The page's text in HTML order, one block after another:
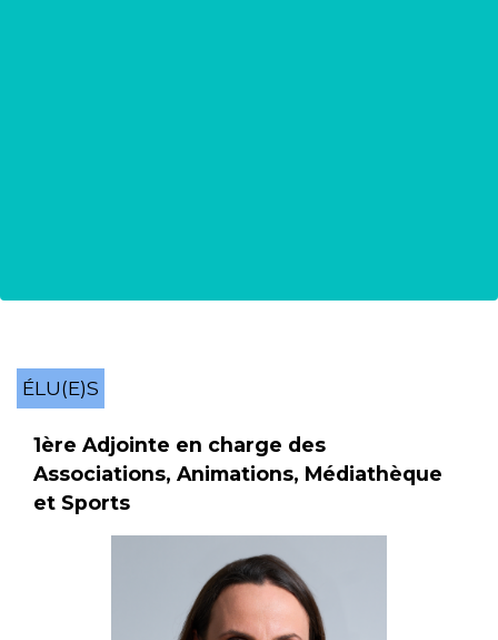
ÉLU(E)S
1ère Adjointe en charge des
Associations, Animations, Médiathèque
et Sports